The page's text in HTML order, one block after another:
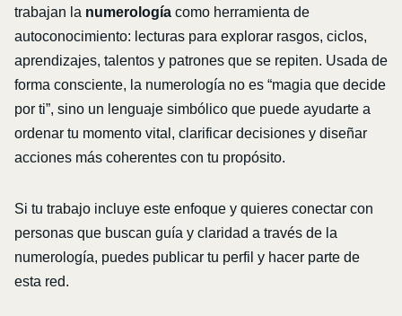
trabajan la numerología como herramienta de
autoconocimiento: lecturas para explorar rasgos, ciclos,
aprendizajes, talentos y patrones que se repiten. Usada de
forma consciente, la numerología no es “magia que decide
por ti”, sino un lenguaje simbólico que puede ayudarte a
ordenar tu momento vital, clarificar decisiones y diseñar
acciones más coherentes con tu propósito.
Si tu trabajo incluye este enfoque y quieres conectar con
personas que buscan guía y claridad a través de la
numerología, puedes publicar tu perfil y hacer parte de
esta red.